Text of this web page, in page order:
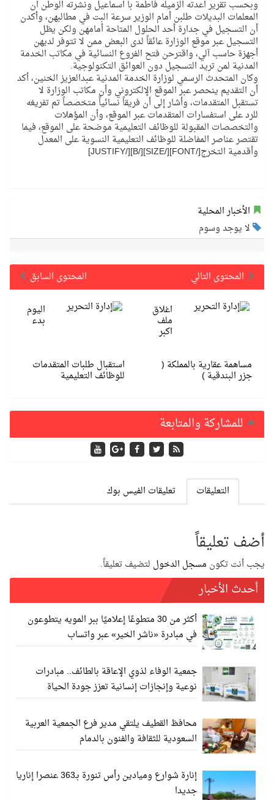
وبحسب تقرير اعدته الزميله فاطمة با اسماعيل ونشرته الوطن ان
المعلمات البديلات طلبن أمام الوزير سرعة البت في مطالبهن، وأكدن
أن التسجيل في جدارة أحد الحلول المتاحة أمامهن ولكن يظل
التسجيل عبر موقع الوزارة عائقاً لدى البعض ممن لا تتوفر لديهن
أجهزة حاسب آلي، واقترحن فتح الفروع النسائية في مكاتب الخدمة
المدنية لمن تريد التسجيل دون العوائق التكنولوجية.
وكان المتحدث الرسمي لوزارة الخدمة المدنية عبدالعزيز الخنين، أكد
أن التقديم ينحصر عبر الموقع الإلكتروني وأن مكاتب الوزارة لا
تستقبل المتقدمات، وأشار إلى أن فريقاً نسائياً متخصصاً تم تفريغه
للرد على استفسارات المتقدمات عبر الموقع، وأن المؤهلات
والتخصصات المقبولة للوظائف التعليمية موضحة على الموقع، فيما
تقتصر عناصر المفاضلة للوظائف التعليمية النسوية على المعدل
وأقدمية التخرج[/FONT][/SIZE][/B][/JUSTIFY]
الأخبار المحلية
لا يوجد وسوم
المحتوى السابق
المحتوى التالي
اليوم
بدء
استقبال طلبات المتقدمات
للوظائف التعليمية
اغلاق
ملف
اكبر
مساهمة عقارية بالمملكة (
جزر البندقية )
للمشاركة والمتابعة
التعليقات تعليقات الفيس بوك
أضف تعليقاً
يجب أنت تكون مسجل الدخول لتضيف تعليقاً.
أحدث الأخبار
أكثر من 30 متطوعًا إعلاميًا ببر المويه يتطوعون
في مبادرة «ناشر الخير» عبر واتساب
جمعية الوفاء لذوي الإعاقة بالطائف.. مبادرات
نوعية وإنجازات إنسانية تعزز جودة الحياة
محافظ القطيف يلتقي مدير فرع الجمعية العربية
السعودية للثقافة والفنون بالدمام
إنارة شوارع وميادين رأس تنورة بـ363 عنصرا إناريا
جديدا